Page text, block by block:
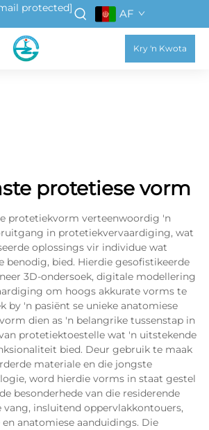
protected] AF
Kry 'n Kwota
protetiese vorm
protetiekvorm verteenwoordig 'n
in protetiekvervaardiging, wat
oplossings vir individue wat
benodig, bied. Hierdie gesofistikeerde
3D-ondersoek, digitale modellering
om hoogs akkurate vorms te
by 'n pasiënt se unieke anatomiese
dien as 'n belangrike tussenstap in
protetiektoestelle wat 'n uitstekende
bied. Deur gebruik te maak
materiale en die jongste
word hierdie vorms in staat gestel
besonderhede van die residerende
vang, insluitend oppervlakkontouers,
anatomiese aanduidings. Die